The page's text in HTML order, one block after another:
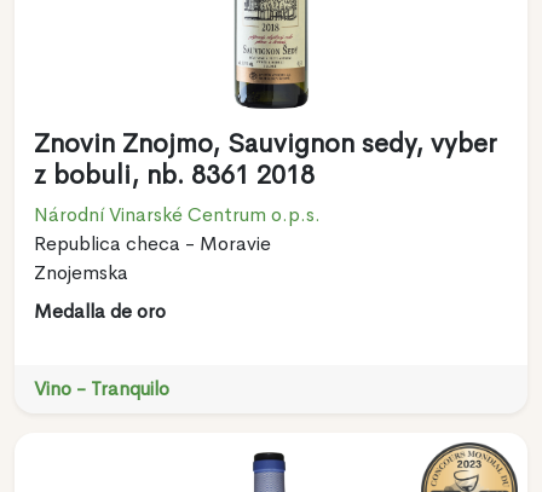
Znovin Znojmo, Sauvignon sedy, vyber
z bobuli, nb. 8361 2018
Národní Vinarské Centrum o.p.s.
Republica checa - Moravie
Znojemska
Medalla de oro
Vino - Tranquilo